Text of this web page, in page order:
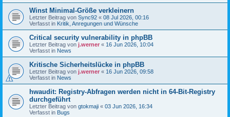
Winst Minimal-Größe verkleinern
Letzter Beitrag von Sync92 « 08 Jul 2026, 00:16
Verfasst in Kritik, Anregungen und Wünsche
Critical security vulnerability in phpBB
Letzter Beitrag von j.werner « 16 Jun 2026, 10:04
Verfasst in News
Kritische Sicherheitslücke in phpBB
Letzter Beitrag von j.werner « 16 Jun 2026, 09:58
Verfasst in News
hwaudit: Registry-Abfragen werden nicht in 64-Bit-Registry
durchgeführt
Letzter Beitrag von gtokmaji « 03 Jun 2026, 16:34
Verfasst in Bugs